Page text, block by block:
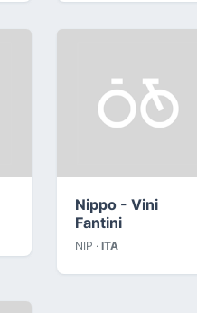
Nippo - Vini
Fantini
NIP · ITA